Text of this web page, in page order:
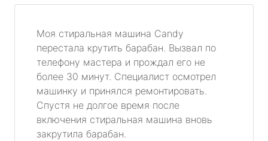
Моя стиральная машина Candy
перестала крутить барабан. Вызвал по
телефону мастера и прождал его не
более 30 минут. Специалист осмотрел
машинку и принялся ремонтировать.
Спустя не долгое время после
включения стиральная машина вновь
закрутила барабан.